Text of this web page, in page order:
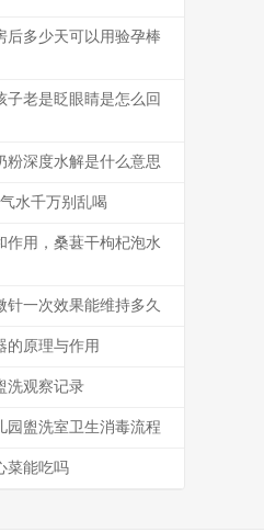
后多少天可以用验孕棒
老是眨眼睛是怎么回
粉深度水解是什么意思
水千万别乱喝
作用，桑葚干枸杞泡水
一次效果能维持多久
的原理与作用
洗观察记录
园盥洗室卫生消毒流程
菜能吃吗